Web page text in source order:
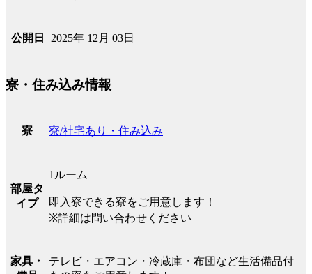
公開日 2025年 12月 03日
寮・住み込み情報
寮 寮/社宅あり・住み込み
部屋タ
イプ
1ルーム
即入寮できる寮をご用意します！
※詳細は問い合わせください
家具・
テレビ・エアコン・冷蔵庫・布団など生活備品付